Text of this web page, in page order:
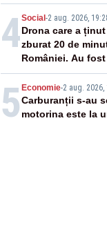
4Social -2 aug. 2026,
Drona care a
zburat 20 de
României. Au
5 Economie-2 aug. 2026,
Carburanții s-au
motorina este la